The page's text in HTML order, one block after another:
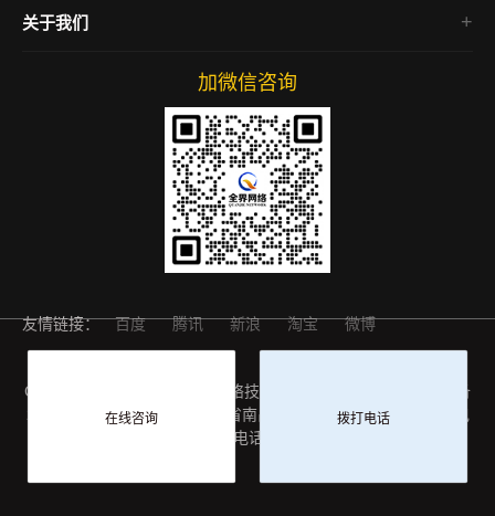
电商代运营
网站教程
关于我们
加微信咨询
友情链接： 百度 腾讯 新浪 淘宝 微博
Copyright © 2024 江西全界网络技术有限公司 版权所有
赣ICP备
2024050418号-1地址：江西省南昌市解放东路899号江西跨境电
商产业基地12楼 电话：15979153531
在线咨询 拨打电话